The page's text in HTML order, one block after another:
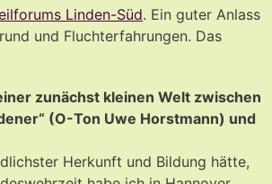
Linden-Süd. Ein guter Anlass
und Fluchterfahrungen. Das
zunächst kleinen Welt zwischen
(O-Ton Uwe Horstmann) und
Herkunft und Bildung hätte,